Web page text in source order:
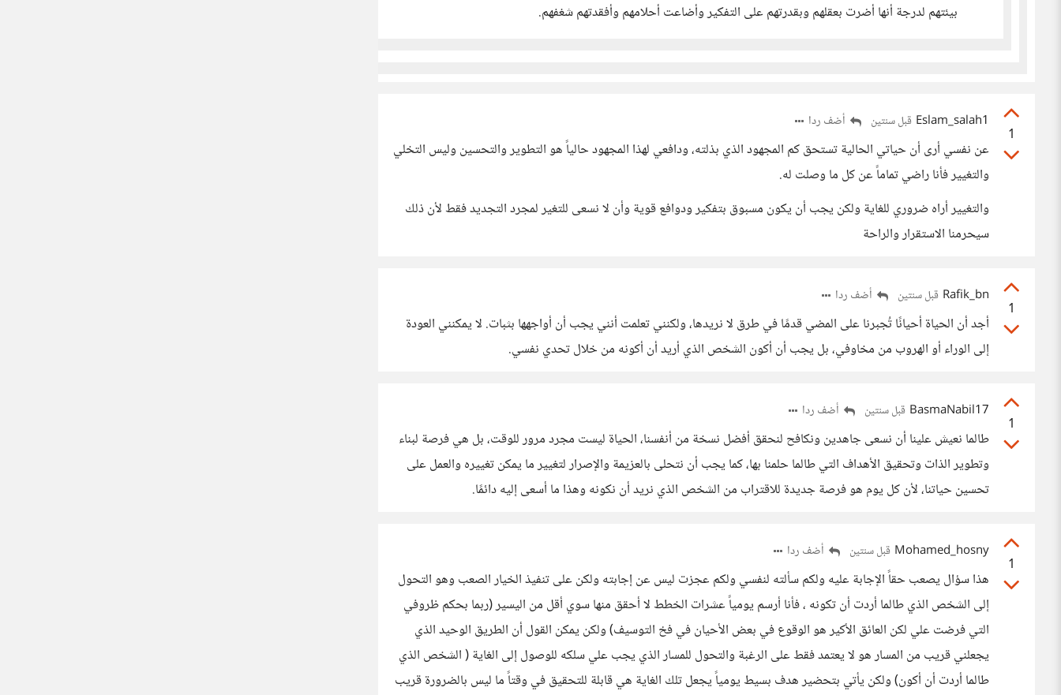
بيئتهم لدرجة أنها أضرت بعقلهم وبقدرتهم على التفكير وأضاعت أحلامهم وأفقدتهم شغفهم.
1
Eslam_salah1 قبل سنتين أضف ردا
عن نفسي أرى أن حياتي الحالية تستحق كم المجهود الذي بذلته، ودافعي لهذا المجهود حالياً هو التطوير والتحسين وليس التخلي
والتغيير فأنا راضي تماماً عن كل ما وصلت له.
والتغيير أراه ضروري للغاية ولكن يجب أن يكون مسبوق بتفكير ودوافع قوية وأن لا نسعى للتغير لمجرد التجديد فقط لأن ذلك
سيحرمنا الاستقرار والراحة
1
Rafik_bn قبل سنتين أضف ردا
أجد أن الحياة أحيانًا تُجبرنا على المضي قدمًا في طرق لا نريدها، ولكنني تعلمت أنني يجب أن أواجهها بثبات. لا يمكنني العودة
إلى الوراء أو الهروب من مخاوفي، بل يجب أن أكون الشخص الذي أريد أن أكونه من خلال تحدي نفسي.
1
BasmaNabil17 قبل سنتين أضف ردا
طالما نعيش علينا أن نسعى جاهدين ونكافح لنحقق أفضل نسخة من أنفسنا، الحياة ليست مجرد مرور للوقت، بل هي فرصة لبناء
وتطوير الذات وتحقيق الأهداف التي طالما حلمنا بها، كما يجب أن نتحلى بالعزيمة والإصرار لتغيير ما يمكن تغييره والعمل على
تحسين حياتنا، لأن كل يوم هو فرصة جديدة للاقتراب من الشخص الذي نريد أن نكونه وهذا ما أسعى إليه دائمًا.
1
Mohamed_hosny قبل سنتين أضف ردا
هذا سؤال يصعب حقاً الإجابة عليه ولكم سألته لنفسي ولكم عجزت ليس عن إجابته ولكن على تنفيذ الخيار الصعب وهو التحول
إلى الشخص الذي طالما أردت أن تكونه ، فأنا أرسم يومياً عشرات الخطط لا أحقق منها سوي أقل من اليسير (ربما بحكم ظروفي
التي فرضت علي لكن العائق الأكير هو الوقوع في بعض الأحيان في فخ التوسيف) ولكن يمكن القول أن الطريق الوحيد الذي
يجعلني قريب من المسار هو لا يعتمد فقط على الرغبة والتحول للمسار الذي يجب علي سلكه للوصول إلى الغاية ( الشخص الذي
طالما أردت أن أكون) ولكن يأتي بتحضير هدف بسيط يومياً يجعل تلك الغاية هي قابلة للتحقيق في وقتاً ما ليس بالضرورة قريب